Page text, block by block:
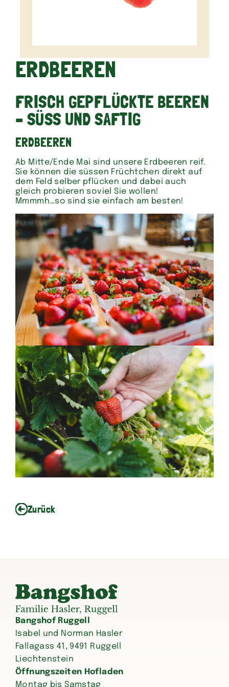
ERDBEEREN
FRISCH GEPFLÜCKTE BEEREN
– SÜSS UND SAFTIG
ERDBEEREN
Ab Mitte/Ende Mai sind unsere Erdbeeren reif.
Sie können die süssen Früchtchen direkt auf
dem Feld selber pflücken und dabei auch
gleich probieren soviel Sie wollen!
Mmmmh…so sind sie einfach am besten!
Zurück
Bangshof Ruggell
Isabel und Norman Hasler
Fallagass 41, 9491 Ruggell
Liechtenstein
Öffnungszeiten Hofladen
Montag bis Samstag